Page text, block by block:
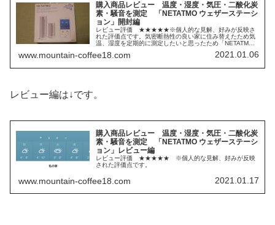
購入商品レビュー 温度・湿度・気圧・二酸化炭
素・騒音を測定 「NETATMO ウェザーステーシ
ョン」開封編
レビュー評価 ★★★★★※個人的な見解、好みが反映さ
れた評価点です。気密断熱性の良い家に住み替えたため気
温、湿度を定期的に測定したいと思ったため「NETATMO
思います。長くなったので分けて掲載します。まずは開封
www.mountain-coffee18.com 2021.01.06
レビュー編は↓です。
購入商品レビュー 温度・湿度・気圧・二酸化炭
素・騒音を測定 「NETATMO ウェザーステーシ
ョン」レビュー編
レビュー評価 ★★★★★ ※個人的な見解、好みが反映
された評価点です。
www.mountain-coffee18.com 2021.01.17